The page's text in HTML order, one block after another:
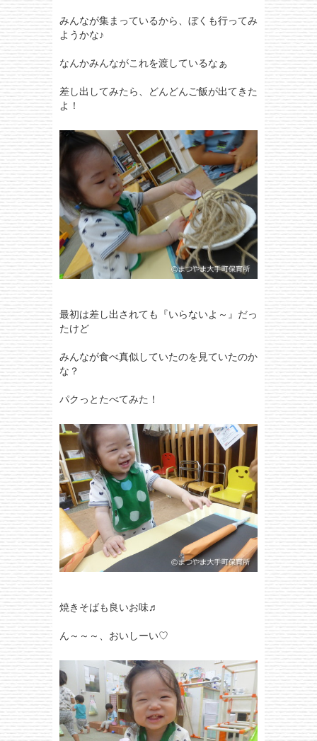
みんなが集まっているから、ぼくも行ってみ
ようかな♪
なんかみんながこれを渡しているなぁ
差し出してみたら、どんどんご飯が出てきた
よ！
最初は差し出されても『いらないよ～』だっ
たけど
みんなが食べ真似していたのを見ていたのか
な？
パクっとたべてみた！
焼きそばも良いお味♬
ん～～～、おいしーい♡